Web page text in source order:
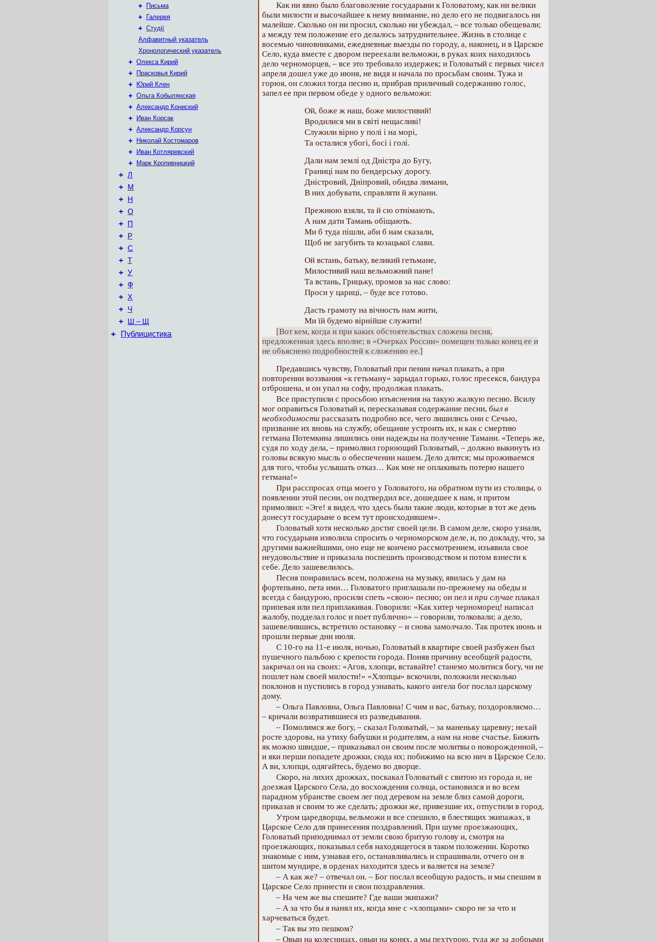
+
Письма
+
Галерея
+ Студії
Алфавитный указатель
Хронологический указатель
+ Олекса Кирий
+
Прасковья Кирий
+
Юрий Клен
+ Ольга Кобылянская
+ Александр Кониский
+
Иван Корсак
+ Александр Корсун
+
Николай Костомаров
+
Иван Котляревский
+
Марк Кропивницкий
+ Л
+ М
+ Н
+ О
+ П
+ Р
+ С
+ Т
+ У
+ Ф
+ Х
+ Ч
+ Ш – Щ
+ Публицистика
Как ни явно было благоволение государыни к Головатому, как ни велики
были милости и высочайшее к нему внимание, но дело его не подвигалось ни
малейше. Сколько он ни просил, сколько ни убеждал, – все только обещевали;
а между тем положение его делалось затруднительнее. Жизнь в столице с
восемью чиновниками, ежедневные выезды по городу, а, наконец, и в Царское
Село, куда вместе с двором переехали вельможи, в руках коих находилось
дело черноморцев, – все это требовало издержек; и Головатый с первых чисел
апреля дошел уже до июня, не видя и начала по просьбам своим. Тужа и
горюя, он сложил тогда песню и, прибрав приличный содержанию голос,
запел ее при первом обеде у одного вельможи:
Ой, боже ж наш, боже милостивий!
Вродилися ми в світі нещасливі!
Служили вірно у полі і на морі,
Та осталися убогі, босі і голі.
Дали нам землі од Дністра до Бугу,
Границі нам по бендерську дорогу.
Дністровий, Дніпровий, обидва лимани,
В них добувати, справляти й жупани.
Прежнюю взяли, та й сю отнімають,
А нам дати Тамань обіщають.
Ми б туда пішли, аби б нам сказали,
Щоб не загубить та козацької слави.
Ой встань, батьку, великий гетьмане,
Милостивий наш вельможний пане!
Та встань, Грицьку, промов за нас слово:
Проси у цариці, – буде все готово.
Дасть грамоту на вічность нам жити,
Ми їй будемо вірнійше служити!
[Вот кем, когда и при каких обстоятельствах сложена песня,
предложенная здесь вполне; в «Очерках России» помещен только конец ее и
не объяснено подробностей к сложению ее.]
Предавшись чувству, Головатый при пении начал плакать, а при
повторении воззвания «к гетьману» зарыдал горько, голос пресекся, бандура
отброшена, и он упал на софу, продолжая плакать.
Все приступили с просьбою изъяснения на такую жалкую песню. Всилу
мог оправиться Головатый и, пересказывая содержание песни, был в
необходимости рассказать подробно все, чего лишились они с Сечью,
призвание их вновь на службу, обещание устроить их, и как с смертию
гетмана Потемкина лишились они надежды на получение Тамани. «Теперь же,
судя по ходу дела, – примолвил горюющий Головатый, – должно выкинуть из
головы всякую мысль о обеспечении нашем. Дело длится; мы проживаемся
для того, чтобы услышать отказ… Как мне не оплакивать потерю нашего
гетмана!»
При расспросах отца моего у Головатого, на обратном пути из столицы, о
появлении этой песни, он подтвердил все, дошедшее к нам, и притом
примолвил: «Эге! я видел, что здесь были такие люди, которые в тот же день
донесут государыне о всем тут происходившем».
Головатый хотя несколько достиг своей цели. В самом деле, скоро узнали,
что государыня изволила спросить о черноморском деле, и, по докладу, что, за
другими важнейшими, оно еще не кончено рассмотрением, изъявила свое
неудовольствие и приказала поспешить производством и потом взнести к
себе. Дело зашевелилось.
Песня понравилась всем, положена на музыку, явилась у дам на
фортепьяно, пета ими… Головатого приглашали по-прежнему на обеды и
всегда с бандурою, просили спеть «свою» песню; он пел и при случае плакал
припевая или пел приплакивая. Говорили: «Как хитер черноморец! написал
жалобу, подделал голос и поет публично» – говорили, толковали; а дело,
зашевелившись, встретило остановку – и снова замолчало. Так протек июнь и
прошли первые дни июля.
С 10-го на 11-е июля, ночью, Головатый в квартире своей разбужен был
пушечного пальбою с крепости города. Поняв причину всеобщей радости,
закричал он на своих: «Агов, хлопци, вставайте! станемо молитися богу, чи не
пошлет нам своей милости!» «Хлопцы» вскочили, положили несколько
поклонов и пустились в город узнавать, какого ангела бог послал царскому
дому.
– Ольга Павловна, Ольга Павловна! С чим и вас, батьку, поздоровляємо…
– кричали возвратившиеся из разведывания.
– Помолимся же богу, – сказал Головатый, – за маненьку царевну; нехай
росте здорова, на утиху бабушки и родителям, а нам на нове счастье. Бижить
як можно швидше, – приказывал он своим после молитвы о новорожденной, –
и яки перши попадете дрожки, сюда их; побижимо на всю нич в Царское Село.
А ви, хлопци, одягайтесь, будемо во дворце.
Скоро, на лихих дрожках, поскакал Головатый с свитою из города и, не
доезжая Царского Села, до восхождения солнца, остановился и во всем
парадном убранстве своем лег под деревом на земле близ самой дороги,
приказав и своим то же сделать; дрожки же, привезшие их, отпустили в город.
Утром царедворцы, вельможи и все спешило, в блестящих экипажах, в
Царское Село для принесения поздравлений. При шуме проезжающих,
Головатый приподнимал от земли свою бритую голову и, смотря на
проезжающих, показывал себя находящегося в таком положении. Коротко
знакомые с ним, узнавая его, останавливались и спрашивали, отчего он в
шитом мундире, в орденах находится здесь и валяется на земле?
– А как же? – отвечал он. – Бог послал всеобщую радость, и мы спешим в
Царское Село принести и свои поздравления.
– На чем же вы спешите? Где ваши экипажи?
– А за что бы я нанял их, когда мне с «хлопцами» скоро не за что и
харчеваться будет.
– Так вы это пешком?
– Овыи на колесницах, овыи на конях, а мы пехтурою, туда же за добрыми